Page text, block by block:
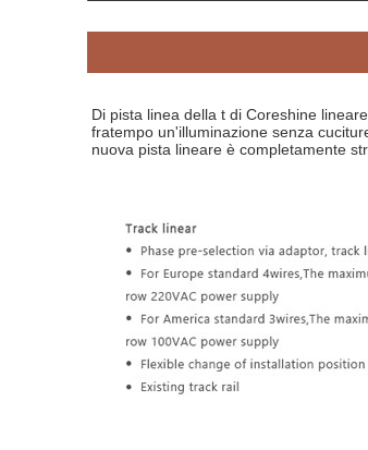
Di pista linea della t di Coreshine
fratempo un'illuminazione senza
nuova pista lineare è completamente